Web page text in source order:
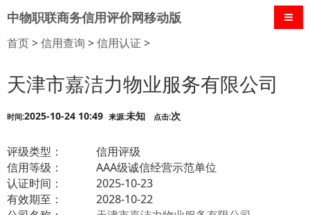
中物职联商务信用评价网移动版 导航
首页>信用查询 >信用认证 >
天津市嘉洁力物业服务有限公司
时间:2025-10-24 10:49 来源:未知 点击:次
评级类型：
信用评级
信用等级：
AAA级诚信经营示范单位
认证时间：
2025-10-23
有效期至：
2028-10-22